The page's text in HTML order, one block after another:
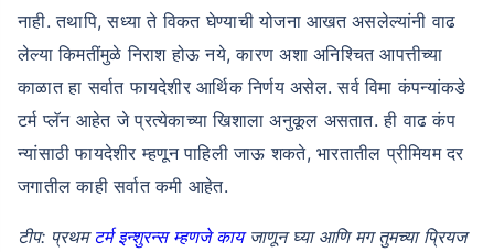
नाही. तथापि, सध्या ते विकत घेण्याची योजना आखत असलेल्यांनी वाढ
लेल्या किमतींमुळे निराश होऊ नये, कारण अशा अनिश्चित आपत्तीच्या
काळात हा सर्वात फायदेशीर आर्थिक निर्णय असेल. सर्व विमा कंपन्यांकडे
टर्म प्लॅन आहेत जे प्रत्येकाच्या खिशाला अनुकूल असतात. ही वाढ कंप
न्यांसाठी फायदेशीर म्हणून पाहिली जाऊ शकते, भारतातील प्रीमियम दर
जगातील काही सर्वात कमी आहेत.
टीप: प्रथम टर्म इन्शुरन्स म्हणजे कायजाणून घ्या आणि मग तुमच्या प्रियज